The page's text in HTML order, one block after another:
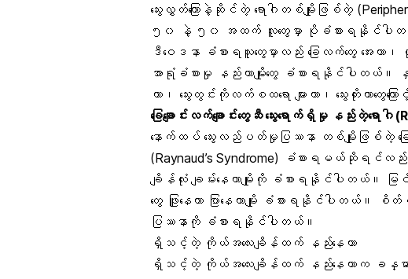
သွေးလွှတ်ကြောနဲ့ဆိုင်တဲ့ ရောဂါတစ်မျိုးဖြစ်တဲ့
၅၀ နဲ့ ၅၀ အထက် လူတွေမှာ ပိုခံစားရနိုင်ပါ
ဒီဝေဒနာ ခံစားရသူတွေမှာလည်း ခြေလက်တွေ အေးတာ၊
အာရုံခံစားမှု နည်းတာမျိုးတွေ ခံစားရနိုင်ပါတယ်။ နှ
တာ၊ သွေးတွင်းကိုလက်စထရော များတာ၊ သွေးတိုးတာတွေကြ
ခြေချောင်းလက်ချောင်းတွေဆီ သွေးရောက်ရှိမှု နည်းတဲ့ရောဂါ
နောက်ထပ် သွေးလည်ပတ်မှုပြဿနာ တစ်မျိုးဖြစ်တဲ့ ခြေချ
(Raynaud’s Syndrome) ခံစားရမယ်ဆိုရင်လည်း
ချိန်လုံး ချမ်းနေတာမျိုးကို ခံစားရနိုင်ပါတယ်။ မြင်သ
တွေ ဖြူနေတာ ပြာနေတာမျိုး ခံစားရနိုင်ပါတယ်။ စိတ်
ပြဿနာကို ခံစားရနိုင်ပါတယ်။
ရှိသင့်တဲ့ ကိုယ်အလေးချိန်ထက် နည်းနေတာ
ရှိသင့်တဲ့ ကိုယ်အလေးချိန်ထက် နည်းနေတာက ခန္